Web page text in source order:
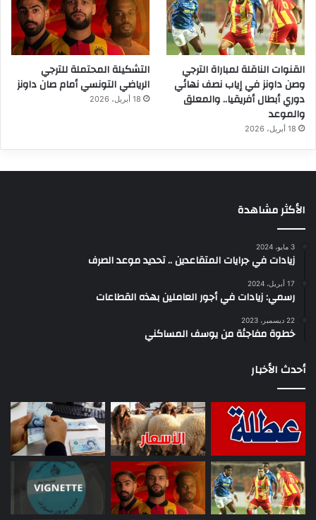
القنوات الناقلة لمباراة الترجي
وصن داونز في إياب نصف نهائي
دوري أبطال أفريقيا.. والمعلق
والموعد
18 أبريل، 2026
التشكيلة المحتملة للترجي
الرياضي التونسي أمام صان داونز
18 أبريل، 2026
الأكثر مشاهدة
3 مايو، 2024
زيادات في جرايات المتقاعدين .. تحديد موعد الصرف
17 أبريل، 2024
رسمي: زيادات في أجور العاملين بهذه القطاعات
22 ديسمبر، 2023
خطوة مفاجئة من يوسف المساكني
أحدث الأخبار